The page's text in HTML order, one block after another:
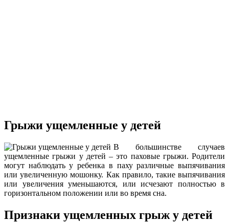
Грыжи ущемленные у детей
В большинстве случаев
ущемленные грыжи у детей – это паховые грыжи. Родители
могут наблюдать у ребенка в паху различные выпячивания
или увеличенную мошонку. Как правило, такие выпячивания
или увеличения уменьшаются, или исчезают полностью в
горизонтальном положении или во время сна.
Признаки ущемленных грыж у детей